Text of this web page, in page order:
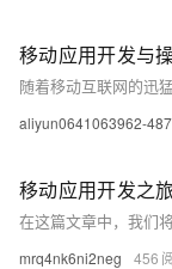
aliyun0641063962-
移动应用开发之
mrq4nk6ni2neg 456